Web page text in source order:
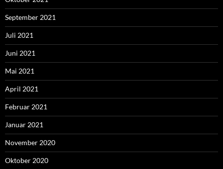
September 2021
Juli 2021
Juni 2021
Mai 2021
April 2021
Februar 2021
Januar 2021
November 2020
Oktober 2020